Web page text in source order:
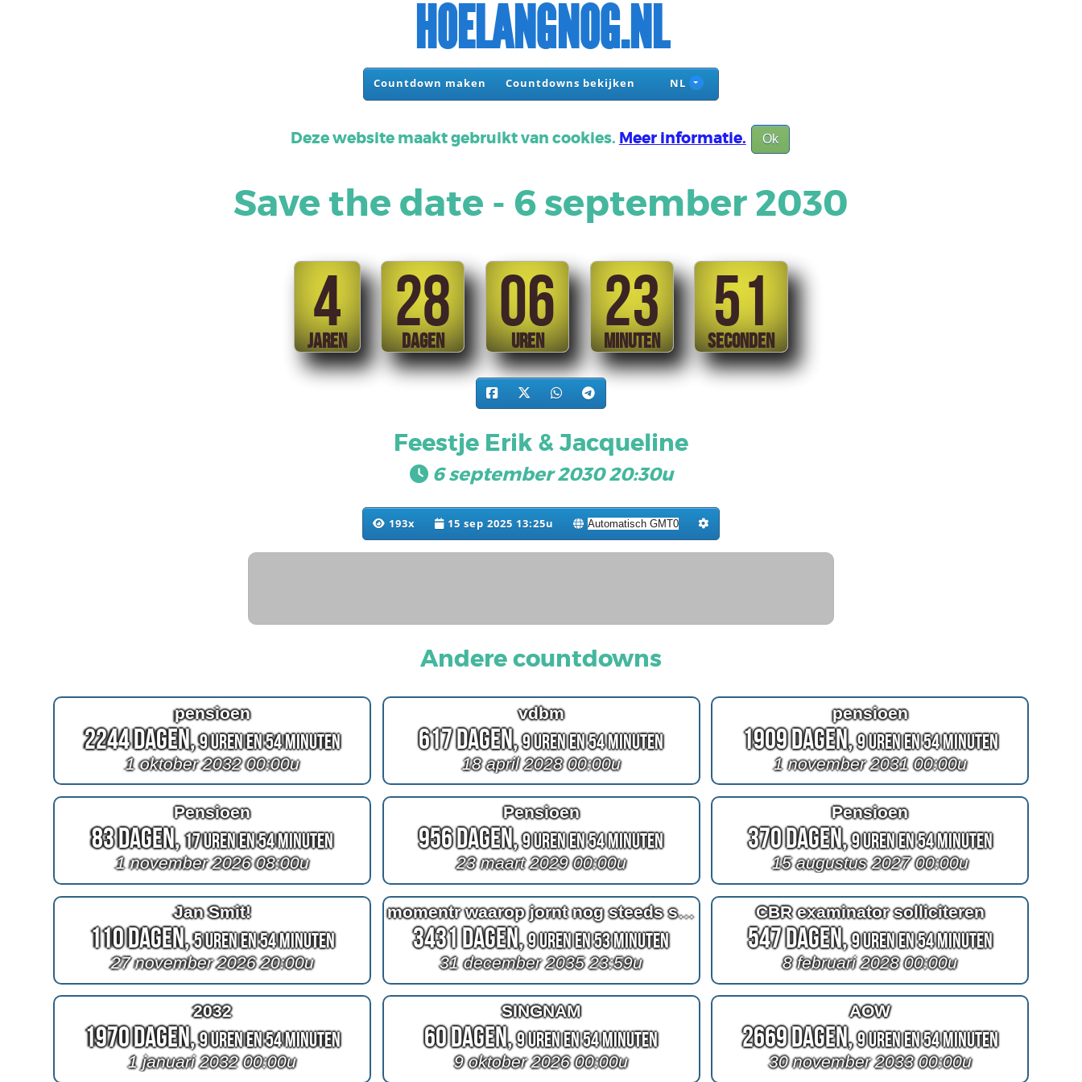
HOELANGNOG.NL
Countdown maken Countdowns bekijken NL
Deze website maakt gebruikt van cookies. Meer informatie. Ok
Save the date - 6 september 2030
4
JAREN
28
DAGEN
06
UREN
23
MINUTEN
51
SECONDEN
Feestje Erik & Jacqueline
6 september 2030 20:30u
193x 15 sep 2025 13:25u
Andere countdowns
pensioen
2244 Dagen,9 Uren en 54 Minuten
1 oktober 2032 00:00u
vdbm
617 Dagen,9 Uren en 54 Minuten
18 april 2028 00:00u
pensioen
1909 Dagen,9 Uren en 54 Minuten
1 november 2031 00:00u
Pensioen
83 Dagen,17 Uren en 54 Minuten
1 november 2026 08:00u
Pensioen
956 Dagen,9 Uren en 54 Minuten
23 maart 2029 00:00u
Pensioen
370 Dagen,9 Uren en 54 Minuten
15 augustus 2027 00:00u
Jan Smit!
110 Dagen,5 Uren en 54 Minuten
27 november 2026 20:00u
momentr waarop jornt nog steeds single is
3431 Dagen,9 Uren en 53 Minuten
31 december 2035 23:59u
CBR examinator solliciteren
547 Dagen,9 Uren en 54 Minuten
8 februari 2028 00:00u
2032
1970 Dagen,9 Uren en 54 Minuten
1 januari 2032 00:00u
SINGNAM
60 Dagen,9 Uren en 54 Minuten
9 oktober 2026 00:00u
AOW
2669 Dagen,9 Uren en 54 Minuten
30 november 2033 00:00u